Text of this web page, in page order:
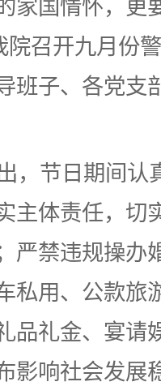
家国情怀，更
院召开九月份
班子、各党支
节日期间认
主体责任，切
严禁违规操
私用、公款旅
品礼金、宴请
影响社会发展